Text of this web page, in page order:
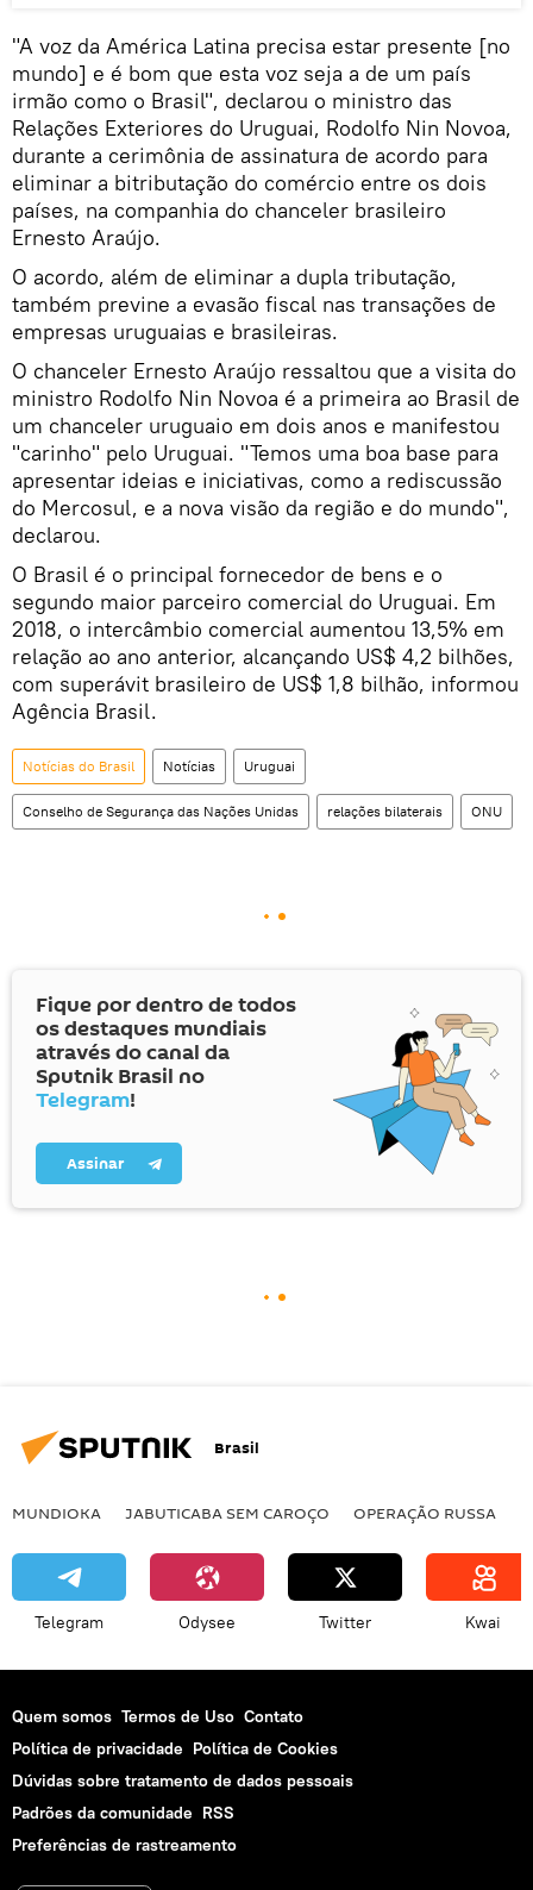
"A voz da América Latina precisa estar presente [no
mundo] e é bom que esta voz seja a de um país
irmão como o Brasil", declarou o ministro das
Relações Exteriores do Uruguai, Rodolfo Nin Novoa,
durante a cerimônia de assinatura de acordo para
eliminar a bitributação do comércio entre os dois
países, na companhia do chanceler brasileiro
Ernesto Araújo.
O acordo, além de eliminar a dupla tributação,
também previne a evasão fiscal nas transações de
empresas uruguaias e brasileiras.
O chanceler Ernesto Araújo ressaltou que a visita do
ministro Rodolfo Nin Novoa é a primeira ao Brasil de
um chanceler uruguaio em dois anos e manifestou
"carinho" pelo Uruguai. "Temos uma boa base para
apresentar ideias e iniciativas, como a rediscussão
do Mercosul, e a nova visão da região e do mundo",
declarou.
O Brasil é o principal fornecedor de bens e o
segundo maior parceiro comercial do Uruguai. Em
2018, o intercâmbio comercial aumentou 13,5% em
relação ao ano anterior, alcançando US$ 4,2 bilhões,
com superávit brasileiro de US$ 1,8 bilhão, informou
Agência Brasil.
Notícias do Brasil Notícias Uruguai
Conselho de Segurança das Nações Unidas relações bilaterais ONU
Fique por dentro de todos
os destaques mundiais
através do canal da
Sputnik Brasil no
Telegram!
Assinar
Brasil
MUNDIOKA JABUTICABA SEM CAROÇO OPERAÇÃO RUSSA
Telegram Odysee Twitter Kwai
Quem somos Termos de Uso Contato
Política de privacidade Política de Cookies
Dúvidas sobre tratamento de dados pessoais
Padrões da comunidade RSS
Preferências de rastreamento